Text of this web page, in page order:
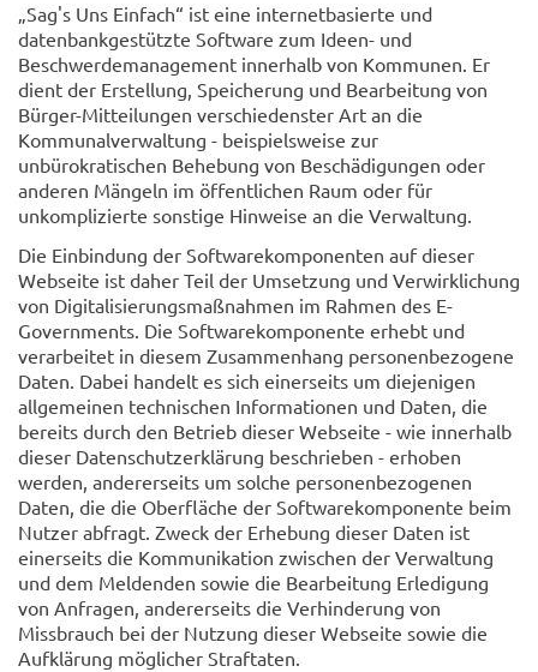
„Sag's Uns Einfach“ ist eine internetbasierte und
datenbankgestützte Software zum Ideen- und
Beschwerdemanagement innerhalb von Kommunen. Er
dient der Erstellung, Speicherung und Bearbeitung von
Bürger-Mitteilungen verschiedenster Art an die
Kommunalverwaltung - beispielsweise zur
unbürokratischen Behebung von Beschädigungen oder
anderen Mängeln im öffentlichen Raum oder für
unkomplizierte sonstige Hinweise an die Verwaltung.
Die Einbindung der Softwarekomponenten auf dieser
Webseite ist daher Teil der Umsetzung und Verwirklichung
von Digitalisierungsmaßnahmen im Rahmen des E-
Governments. Die Softwarekomponente erhebt und
verarbeitet in diesem Zusammenhang personenbezogene
Daten. Dabei handelt es sich einerseits um diejenigen
allgemeinen technischen Informationen und Daten, die
bereits durch den Betrieb dieser Webseite - wie innerhalb
dieser Datenschutzerklärung beschrieben - erhoben
werden, andererseits um solche personenbezogenen
Daten, die die Oberfläche der Softwarekomponente beim
Nutzer abfragt. Zweck der Erhebung dieser Daten ist
einerseits die Kommunikation zwischen der Verwaltung
und dem Meldenden sowie die Bearbeitung Erledigung
von Anfragen, andererseits die Verhinderung von
Missbrauch bei der Nutzung dieser Webseite sowie die
Aufklärung möglicher Straftaten.